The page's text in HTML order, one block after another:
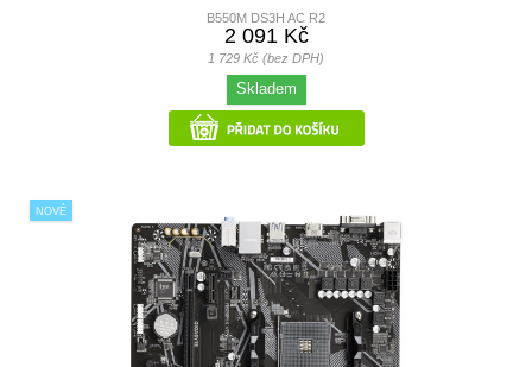
B550M DS3H AC R2
2 091 Kč
1 729 Kč (bez DPH)
Skladem
NOVÉ